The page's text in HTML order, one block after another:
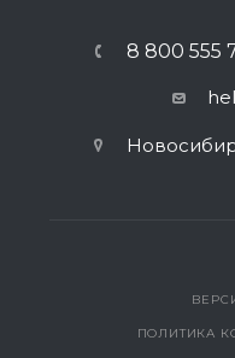
8 800 555
ПОЛИТИКА